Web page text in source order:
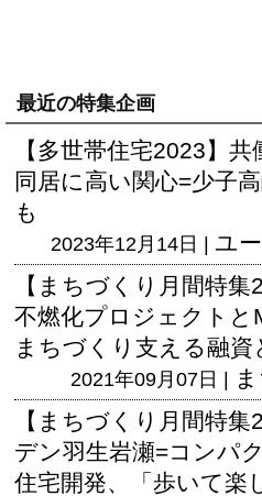
最近の特集企画
【多世帯住宅2023】
同居に高い関心=少子
も
2023年12月14日 | ユ
【まちづくり月間特
不燃化プロジェクトと
まちづくり支える融
2021年09月07日 |
【まちづくり月間特
デン羽生岩瀬=コンパ
住宅開発、「歩いて楽